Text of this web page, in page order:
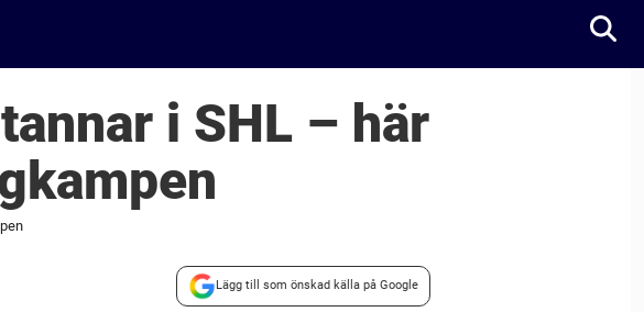
i SHL – här
Lägg till som önskad källa på Google